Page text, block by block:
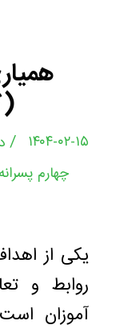
۱۴۰۴-۰۲-۱۵ /
چهارم پسرانه
یکی از
روابط و
آموزان